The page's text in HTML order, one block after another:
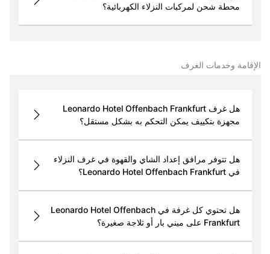
محطة شحن لمركبات النزلاء الكهربائية؟
الإقامة وخدمات الغرف
هل غرف Leonardo Hotel Offenbach Frankfurt
مجهزة بتكييف يمكن التحكم به بشكل مستقل؟
هل تتوفر مرافق إعداد الشاي والقهوة في غرف النزلاء
في Leonardo Hotel Offenbach Frankfurt؟
هل تحتوي كل غرفة في Leonardo Hotel Offenbach
Frankfurt على ميني بار أو ثلاجة صغيرة؟